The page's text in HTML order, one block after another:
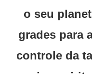
o seu
grades para
controle da